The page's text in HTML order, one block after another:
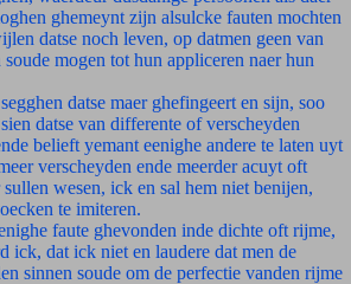
ghemeynt zijn alsulcke fauten mochten
datse noch leven, op datmen geen van
soude mogen tot hun appliceren naer hun
datse maer ghefingeert en sijn, soo
datse van differente of verscheyden
belieft yemant eenighe andere te laten uyt
verscheyden ende meerder acuyt oft
wesen, ick en sal hem niet benijen,
te imiteren.
faute ghevonden inde dichte oft rijme,
ick, dat ick niet en laudere dat men de
sinnen soude om de perfectie vanden rijme